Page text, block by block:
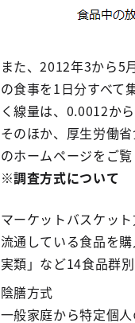
また、2012年3から5
の食事を1日分すべて
く線量は、0.0012か
そのほか、厚生労働
のホームページをご覧
※調査方式について
マーケットバスケッ
流通している食品を
実類」など14食品群
陰膳方式
一般家庭から特定個